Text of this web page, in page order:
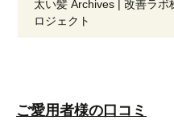
太い髪 Archives | 改善ラ
ロジェクト
ご愛用者様の口コミ